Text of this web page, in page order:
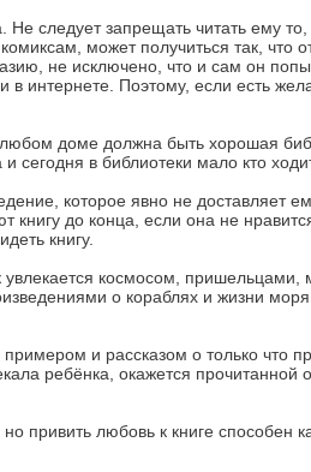
запрещать читать ему то,
может получиться так,
не исключено, что и сам он
в интернете. Поэтому, если есть
доме должна быть хорошая
сегодня в библиотеки мало кто
которое явно не доставляет
до конца, если она не
книгу.
космосом,
о кораблях и жизни
и рассказом о только что
ребёнка, окажется прочитанной
привить любовь к книге способен